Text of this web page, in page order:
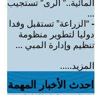
المائية..” الرى” تستجيب
...
- “الزراعة” تستقبل وفدا
دوليا لتطوير منظومة
تنظيم وإدارة المبي ...
المزيد.....
احدث الأخبار المهمة